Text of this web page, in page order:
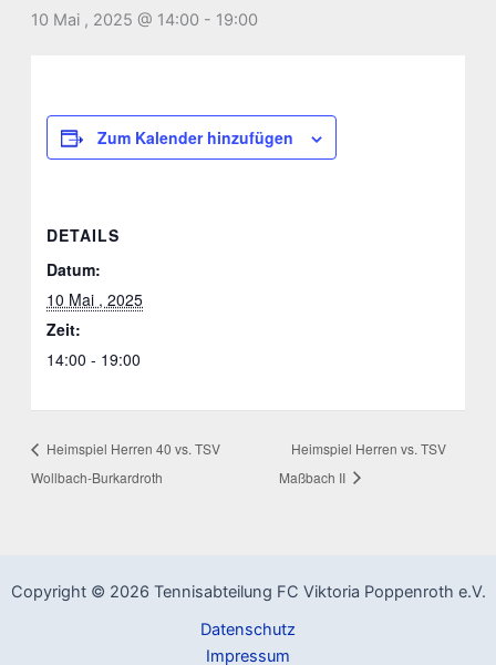
10 Mai , 2025 @ 14:00 - 19:00
Zum Kalender hinzufügen
DETAILS
Datum:
10 Mai , 2025
Zeit:
14:00 - 19:00
Heimspiel Herren 40 vs. TSV
Wollbach-Burkardroth
Heimspiel Herren vs. TSV
Maßbach II
Copyright © 2026 Tennisabteilung FC Viktoria Poppenroth e.V.
Datenschutz
Impressum